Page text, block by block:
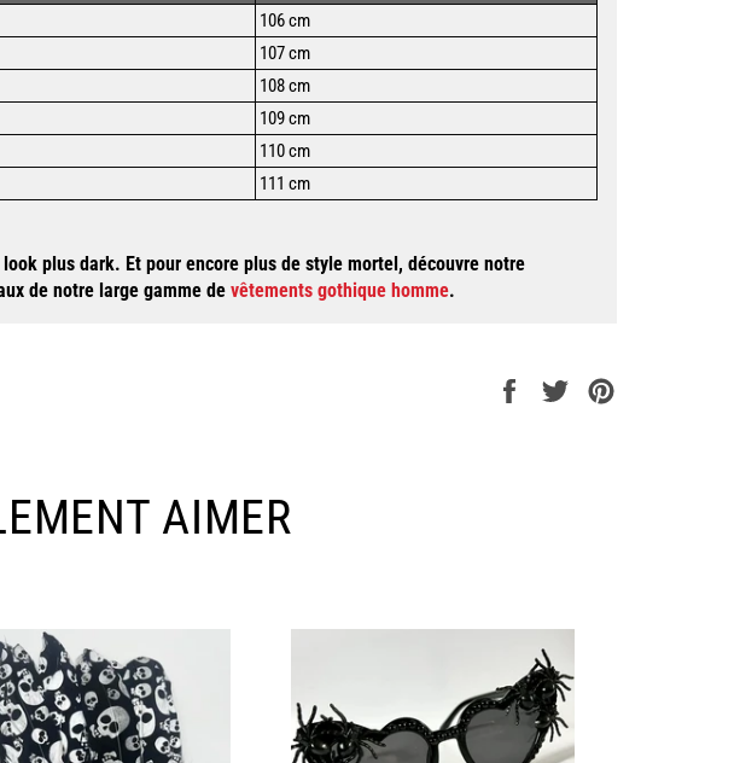
106 cm
107 cm
108 cm
109 cm
110 cm
111 cm
plus dark. Et pour encore plus de style mortel, découvre notre
de notre large gamme de vêtements gothique homme.
PartagerTweeter
AIMER